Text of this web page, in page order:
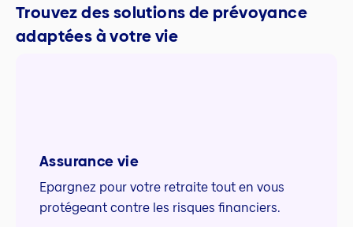
Trouvez des solutions de prévoyance
adaptées à votre vie
Assurance vie
Epargnez pour votre retraite tout en vous
protégeant contre les risques financiers.